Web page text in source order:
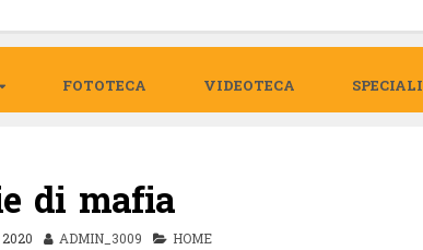
FOTOTECA VIDEOTECA SPECIALI
di mafia
ADMIN_3009 HOME